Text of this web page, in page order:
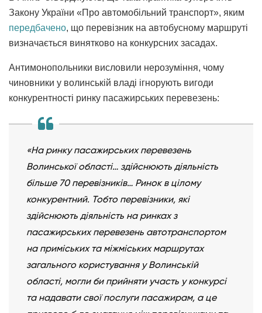
Закону України «Про автомобільний транспорт», яким
передбачено, що перевізник на автобусному маршруті
визначається винятково на конкурсних засадах.
Антимонопольники висловили нерозуміння, чому
чиновники у волинській владі ігнорують вигоди
конкурентності ринку пасажирських перевезень:
«На ринку пасажирських перевезень
Волинської області… здійснюють діяльність
більше 70 перевізників… Ринок в цілому
конкурентний. Тобто перевізники, які
здійснюють діяльність на ринках з
пасажирських перевезень автотранспортом
на приміських та міжміських маршрутах
загального користування у Волинській
області, могли би прийняти участь у конкурсі
та надавати свої послуги пасажирам, а це